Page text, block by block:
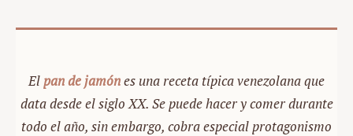
Elpan de jamónes una receta típica venezolana que
data desde el siglo XX. Se puede hacer y comer durante
todo el año, sin embargo, cobra especial protagonismo